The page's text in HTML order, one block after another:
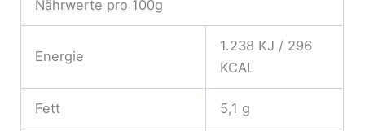
Nährwerte pro 100g
Energie
1.238 KJ / 296
KCAL
Fett 5,1 g